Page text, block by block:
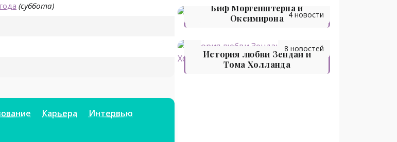
(суббота)
Карьера
Интервью
Биф Моргенштерна и
Оксимирона 4 новости
История любви Зендаи и
Тома Холланда
8 новостей